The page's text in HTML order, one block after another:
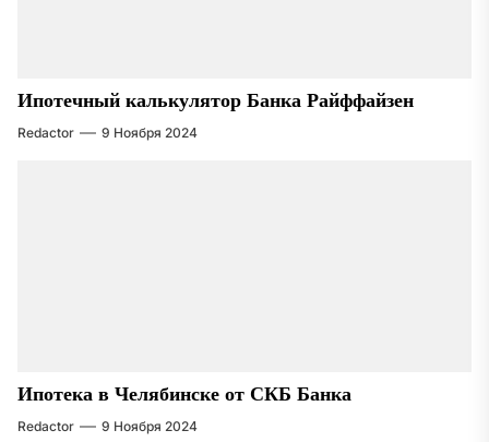
Ипотечный калькулятор Банка Райффайзен
Redactor 9 Ноября 2024
Ипотека в Челябинске от СКБ Банка
Redactor 9 Ноября 2024